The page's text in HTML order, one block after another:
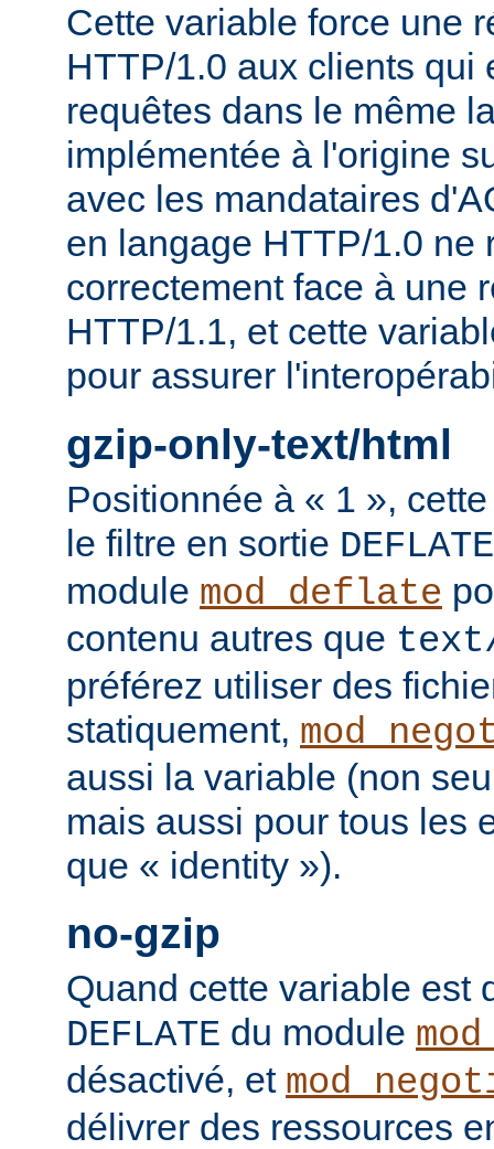
Cette variable force une
HTTP/1.0 aux clients qui
requêtes dans le même
implémentée à l'origine
avec les mandataires
en langage HTTP/1.0 ne
correctement face à une
HTTP/1.1, et cette
pour assurer
gzip-only-text/html
Positionnée à « 1 »,
le filtre en sortie DEFLATE
module mod_deflate
contenu autres que
préférez utiliser des
statiquement,
aussi la variable (non
mais aussi pour tous les
que « identity »).
no-gzip
Quand cette variable est
DEFLATE du module
désactivé, et
délivrer des ressources